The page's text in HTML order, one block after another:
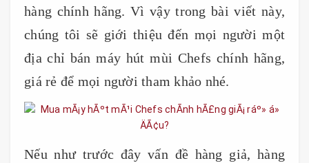
hàng chính hãng. Vì vậy trong bài viết này,
chúng tôi sẽ giới thiệu đến mọi người một
địa chỉ bán máy hút mùi Chefs chính hãng,
giá rẻ để mọi người tham khảo nhé.
Nếu như trước đây vấn đề hàng giả, hàng